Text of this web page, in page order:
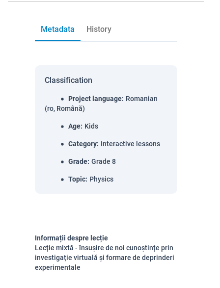
Metadata History
Classification
Project language: Romanian
(ro, Română)
Age: Kids
Category: Interactive lessons
Grade: Grade 8
Topic: Physics
Informații despre lecție
Lecție mixtă - însușire de noi cunoștințe prin
investigație virtuală și formare de deprinderi
experimentale